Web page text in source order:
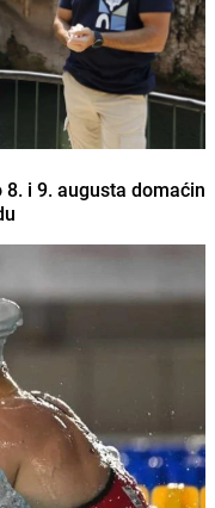
i 9. augusta domaćin